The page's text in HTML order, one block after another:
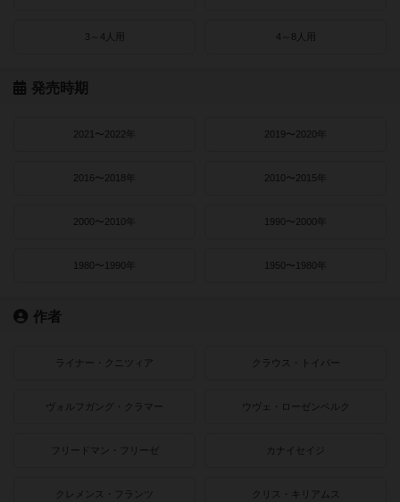
3～4人用 4～8人用
発売時期
2021〜2022年 2019〜2020年
2016〜2018年 2010〜2015年
2000〜2010年 1990〜2000年
1980〜1990年 1950〜1980年
作者
ライナー・クニツィア クラウス・トイバー
ヴォルフガング・クラマー ウヴェ・ローゼンベルク
フリードマン・フリーゼ カナイセイジ
クレメンス・フランツ クリス・キリアムス